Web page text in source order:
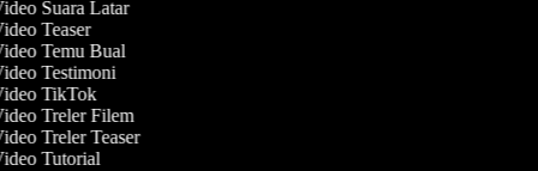
Suara Latar
Teaser
Temu Bual
Testimoni
TikTok
Treler Filem
Treler Teaser
Tutorial